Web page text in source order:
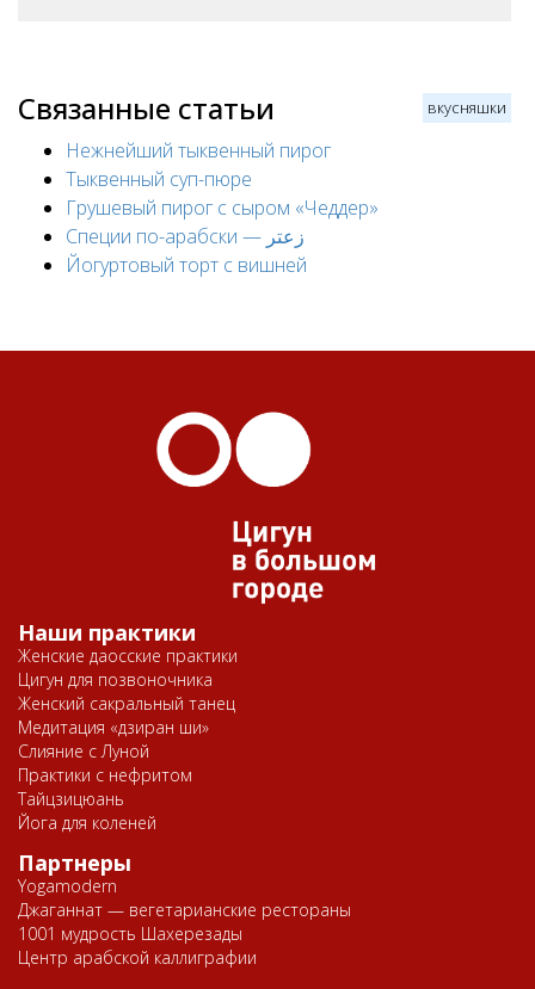
вкусняшки
Связанные статьи
Нежнейший тыквенный пирог
Тыквенный суп-пюре
Грушевый пирог с сыром «Чеддер»
Специи по-арабски — زعتر
Йогуртовый торт с вишней
Наши практики
Женские даосские практики
Цигун для позвоночника
Женский сакральный танец
Медитация «дзиран ши»
Слияние с Луной
Практики с нефритом
Тайцзицюань
Йога для коленей
Партнеры
Yogamodern
Джаганнат — вегетарианские рестораны
1001 мудрость Шахерезады
Центр арабской каллиграфии